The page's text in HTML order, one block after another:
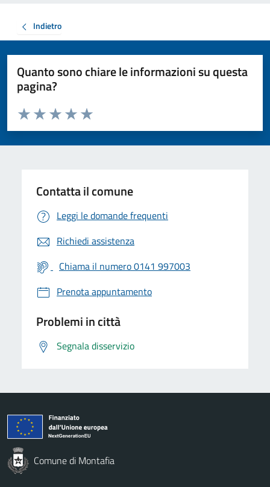
Indietro
Quanto sono chiare le informazioni su questa
pagina?
Valuta da 1 a 5 stelle la pagina
Valuta 5 stelle su 5
Valuta 4 stelle su 5
Valuta 3 stelle su 5
Valuta 2 stelle su 5
Valuta 1 stelle su 5
Contatta il comune
Leggi le domande frequenti
Richiedi assistenza
Chiama il numero 0141 997003
Prenota appuntamento
Problemi in città
Segnala disservizio
Comune di Montafia